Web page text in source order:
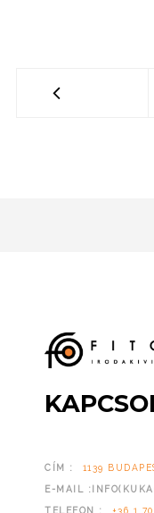
CÍM :
1139
E-MAIL
TELEFON :
+36 1